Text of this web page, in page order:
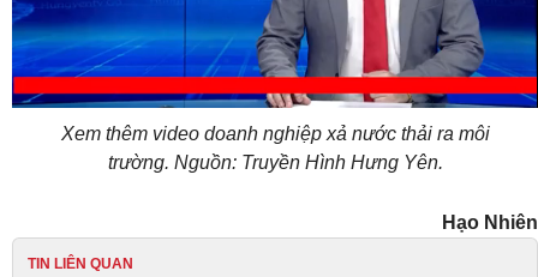
Video
Xem thêm video doanh nghiệp xả nước thải ra môi
trường. Nguồn: Truyền Hình Hưng Yên.
Hạo Nhiên
TIN LIÊN QUAN